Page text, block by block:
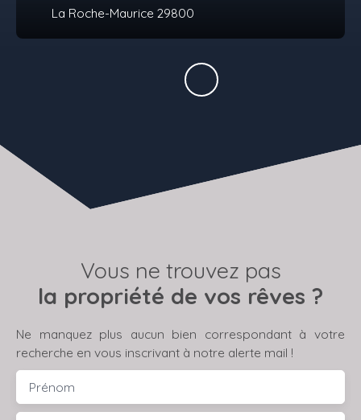
La Roche-Maurice 29800
Vous ne trouvez pas
la propriété de vos rêves ?
Ne manquez plus aucun bien correspondant à votre
recherche en vous inscrivant à notre alerte mail !
Prénom